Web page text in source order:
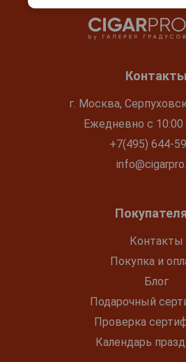
Контакты
г. Москва,
Ежедневно с 10:00
+7(495) 644-
Контакты
Покупка и
Блог
Подарочный
Проверка
Календарь